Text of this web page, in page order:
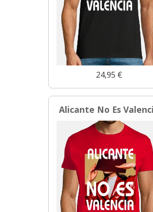
24,95 €
Alicante No Es